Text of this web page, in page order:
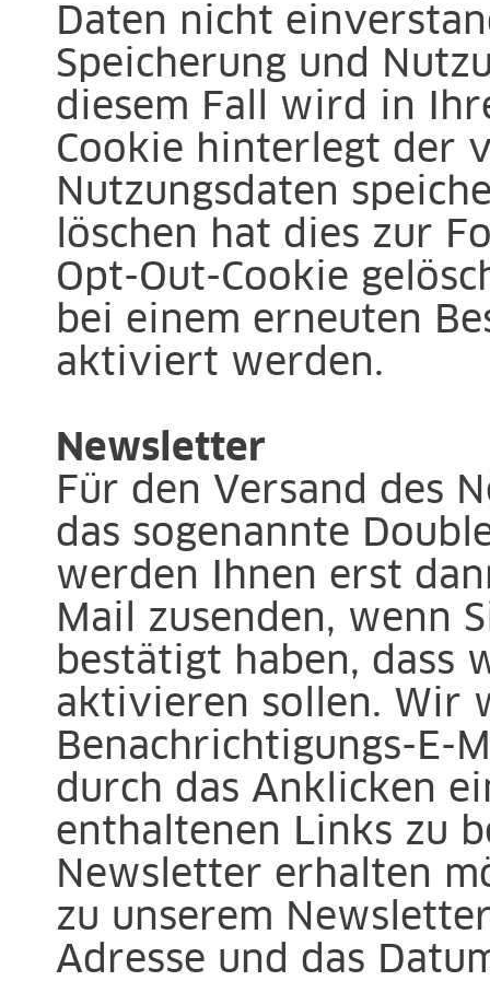
Daten nicht
Speicherung und
diesem Fall wird in
Cookie hinterlegt der
Nutzungsdaten
löschen hat dies zur
Opt-Out-Cookie
bei einem erneuten
aktiviert werden.
Newsletter
Für den Versand des
das sogenannte
werden Ihnen erst
Mail zusenden, wenn
bestätigt haben, dass
aktivieren sollen. Wir
Benachrichtigungs-E-
durch das Anklicken
enthaltenen Links zu
Newsletter erhalten
zu unserem
Adresse und das